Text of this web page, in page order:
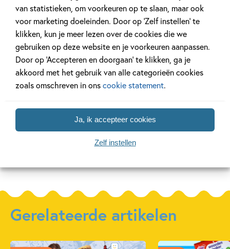
van statistieken, om voorkeuren op te slaan, maar ook
voor marketing doeleinden. Door op ‘Zelf instellen’ te
klikken, kun je meer lezen over de cookies die we
gebruiken op deze website en je voorkeuren aanpassen.
Door op ‘Accepteren en doorgaan’ te klikken, ga je
akkoord met het gebruik van alle categorieën cookies
zoals omschreven in onscookie statement.
Ja, ik accepteer cookies
Zelf instellen
ik lees
informatief –
kijk, dit is mijn
huis!
Hardcover
ik lees
informatief – ik
wil een pup
Anna Woltz, Els van
1299
Hardcover
ik lees
en mijn
12,
Gerelateerde artikelen